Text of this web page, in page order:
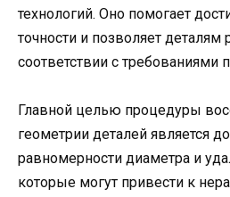
технологий. Оно помогает
точности и позволяет деталям
соответствии с требованиями
Главной целью процедуры
геометрии деталей является
равномерности диаметра и
которые могут привести к